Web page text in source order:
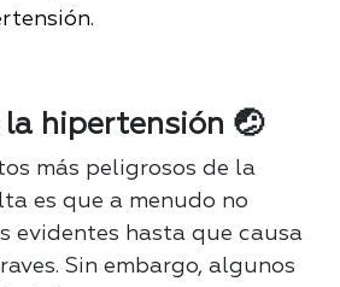
hipertensión 🤕
más peligrosos de la
es que a menudo no
evidentes hasta que causa
Sin embargo, algunos